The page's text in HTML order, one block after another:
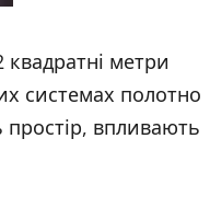
метри
системах полотно
впливають